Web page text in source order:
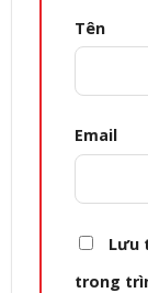
Tên
Email
Lưu
trong